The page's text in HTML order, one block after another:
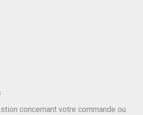
concernant votre commande ou